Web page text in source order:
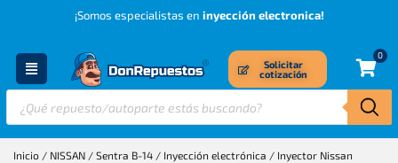
¡Somos especialistas en inyección electronica!
Solicitar
cotización
0
Inicio / NISSAN / Sentra B-14 / Inyección electrónica / Inyector Nissan